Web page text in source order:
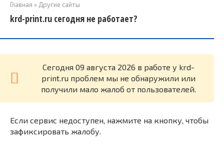
Главная » Другие сайты
krd-print.ru сегодня не работает?
Cегодня 09 августа 2026 в работе у krd-
print.ru проблем мы не обнаружили или
получили мало жалоб от пользователей.
Если сервис недоступен, нажмите на кнопку, чтобы
зафиксировать жалобу.